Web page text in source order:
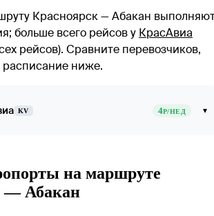
Красноярск — Абакан
; больше всего рейсов у КрасАвиа
рейсов). Сравните перевозчиков,
расписание ниже.
KV 4Р/НЕД ▾
на маршруте
— Абакан